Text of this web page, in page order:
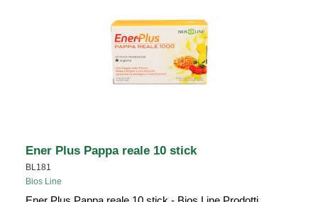
Ener Plus Pappa reale 10 stick
BL181
Bios Line